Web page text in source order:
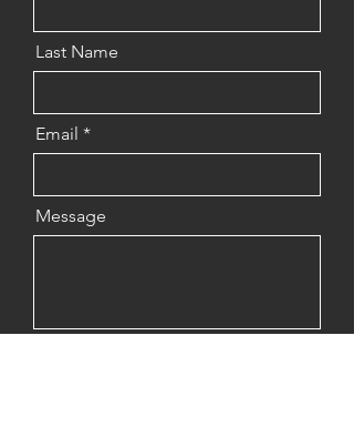
Last Name
Email
Message